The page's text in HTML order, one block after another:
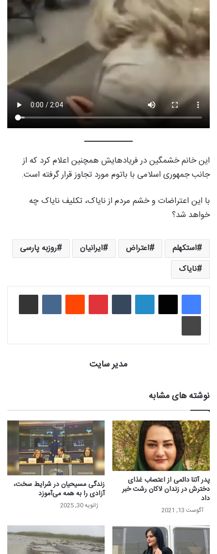
این خانم خشمگین در فریادهایش همچنین اعلام کرد که از
جانب جمهوری اسلامی با باتوم مورد تجاوز قرار گرفته است.
با این اعتراضات و خشم مردم از نایاک، تکلیف نایاک چه
خواهد شد؟
استکهلم اعتراض ایرانیان
روزبه پارسی
نایاک
لینکدین ‫تامبلر ‫پین‌ترست‫رددیت ‫VKontakteاشتراک گذاری از طریق ایمیل
چاپ
مدیر سایت
نوشته های مشابه
پدر آتنا دائمی از اعتصاب غذای
دخترش در زندان لاکان رشت خبر
داد
آگوست 13, 2021
زندگی مسیحیان در شرایط سخت،
آزادی را به همه می‌آموزد
ژانویه 30, 2025